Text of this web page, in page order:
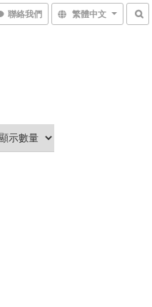
聯絡我們 繁體中文